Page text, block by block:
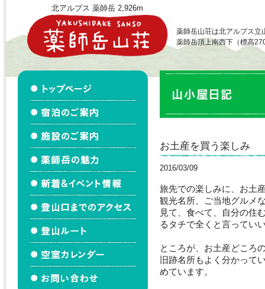
北アルプス 薬師岳 2,926m
薬師岳山荘は北アルプス立
薬師岳頂上南西下（標高
お土産を買う楽しみ
2016/03/09
旅先での楽しみに、お土
観光名所、ご当地グルメ
見て、食べて、自分の住
るタチで全くと言ってい
ところが、お土産どころ
旧跡名所もよく分かって
めています。